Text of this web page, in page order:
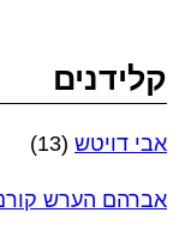
קלידנים
אבי דויטש (13)
אברהם הערש